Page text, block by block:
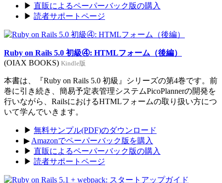
▶ 直販によるペーパーバック版の購入
▶ 読者サポートページ
Ruby on Rails 5.0 初級④: HTMLフォーム（後編）
(OIAX BOOKS) Kindle版
本書は、『Ruby on Rails 5.0 初級』シリーズの第4巻です。前
巻に引き続き、簡易予定表管理システムPicoPlannerの開発を
行いながら、RailsにおけるHTMLフォームの取り扱い方につ
いて学んでいきます。
▶ 無料サンプル(PDF)のダウンロード
▶ Amazonでペーパーバック版を購入
▶ 直販によるペーパーバック版の購入
▶ 読者サポートページ